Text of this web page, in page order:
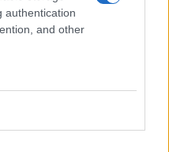
authentication
and other
polemiche il centro
contro spaccio e degrado: